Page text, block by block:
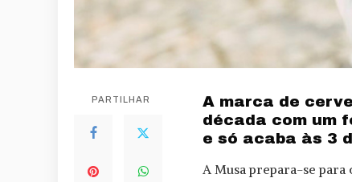
PARTILHAR
A marca de
década com um
e só acaba às 3
A Musa prepara-se